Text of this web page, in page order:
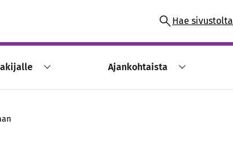
Hae sivustolta
Ajankohtaista